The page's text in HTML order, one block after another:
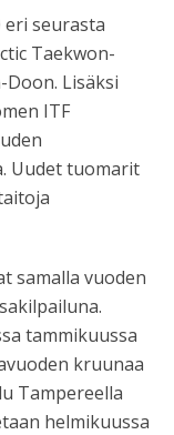
seurasta
Taekwon-
Lisäksi
ITF
Uudet tuomarit
samalla vuoden
tammikuussa
kruunaa
Tampereella
helmikuussa